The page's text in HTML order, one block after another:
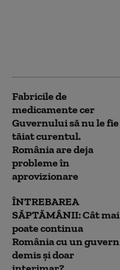
Fabricile de
medicamente cer
Guvernului să nu le fie
tăiat curentul.
România are deja
probleme în
aprovizionare
ÎNTREBAREA
SĂPTĂMÂNII: Cât mai
poate continua
România cu un guvern
demis și doar